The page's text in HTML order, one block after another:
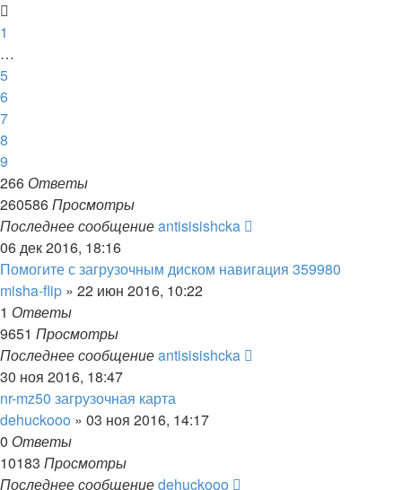
1
…
5
6
7
8
9
266 Ответы
260586Просмотры
Последнее сообщениеantisisishcka
06 дек 2016, 18:16
Помогите с загрузочным диском навигация 359980
misha-flip » 22 июн 2016, 10:22
1 Ответы
9651 Просмотры
Последнее сообщениеantisisishcka
30 ноя 2016, 18:47
nr-mz50 загрузочная карта
dehuckooo » 03 ноя 2016, 14:17
0 Ответы
10183 Просмотры
Последнее сообщениеdehuckooo